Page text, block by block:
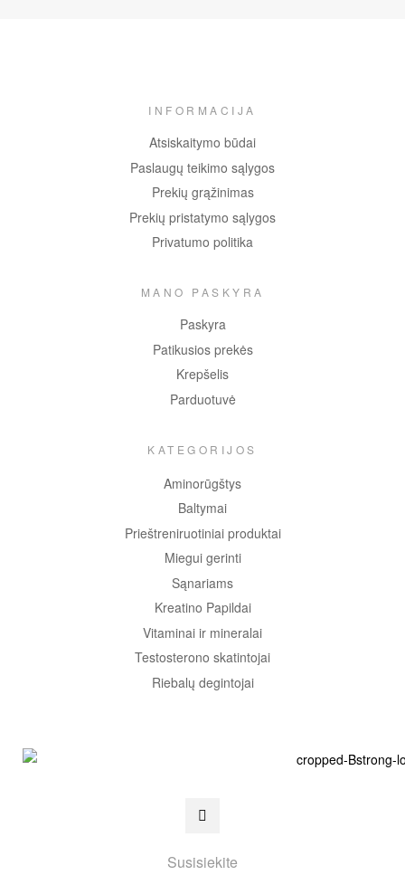
Susisiekite
INFORMACIJA
Atsiskaitymo būdai
Paslaugų teikimo sąlygos
Prekių grąžinimas
Prekių pristatymo sąlygos
Privatumo politika
MANO PASKYRA
Paskyra
Patikusios prekės
Krepšelis
Parduotuvė
KATEGORIJOS
Aminorūgštys
Baltymai
Prieštreniruotiniai produktai
Miegui gerinti
Sąnariams
Kreatino Papildai
Vitaminai ir mineralai
Testosterono skatintojai
Riebalų degintojai